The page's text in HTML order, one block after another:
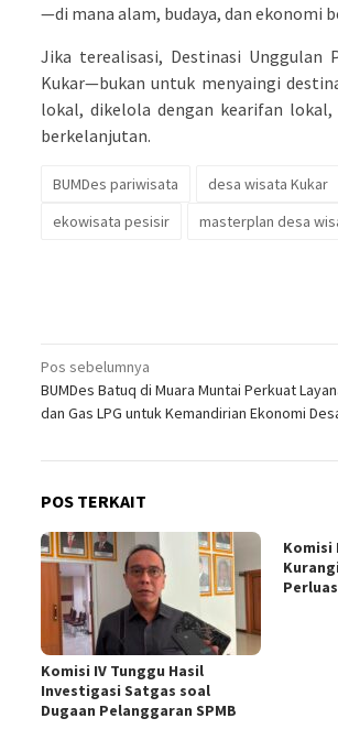
—di mana alam, budaya, dan ekonomi
Jika terealisasi, Destinasi Unggulan
Kukar—bukan untuk menyaingi
lokal, dikelola dengan kearifan
berkelanjutan.
BUMDes pariwisata desa wisata Kukar
ekowisata pesisir
masterplan desa
Navigasi
pos
Pos sebelumnya
BUMDes Batuq di Muara Muntai Perkuat
dan Gas LPG untuk Kemandirian Ekonomi
POS TERKAIT
Komisi IV Tunggu Hasil
Investigasi Satgas soal
Dugaan Pelanggaran SPMB
Komisi